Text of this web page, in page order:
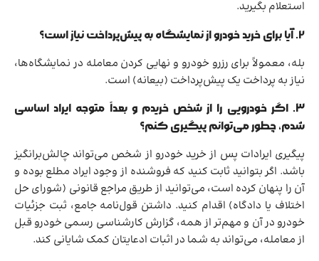
استعلام بگیرید.
2. آیا برای خرید خودرو از نمایشگاه به پیش‌پرداخت نیاز است؟
بله، معمولاً برای رزرو خودرو و نهایی کردن معامله در نمایشگاه‌ها،
نیاز به پرداخت یک پیش‌پرداخت (بیعانه) است.
3. اگر خودرویی را از شخص خریدم و بعداً متوجه ایراد اساسی
شدم، چطور می‌توانم پیگیری کنم؟
پیگیری ایرادات پس از خرید خودرو از شخص می‌تواند چالش‌برانگیز
باشد. اگر بتوانید ثابت کنید که فروشنده از وجود ایراد مطلع بوده و
آن را پنهان کرده است، می‌توانید از طریق مراجع قانونی (شورای حل
اختلاف یا دادگاه) اقدام کنید. داشتن قول‌نامه جامع، ثبت جزئیات
خودرو در آن و مهم‌تر از همه، گزارش کارشناسی رسمی خودرو قبل
از معامله، می‌تواند به شما در اثبات ادعایتان کمک شایانی کند.